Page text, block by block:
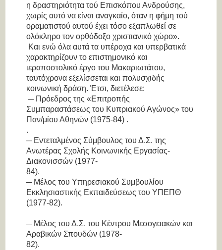
η δραστηριότητα τού Επισκόπου Ανδρούσης,
χωρίς αυτό να είναι αναγκαίο, όταν η φήμη τού
οραματιστού αυτού έχει τόσο εξαπλωθεί σε
ολόκληρο τον ορθόδοξο χριστιανικό χώρο».
Και ενώ όλα αυτά τα υπέροχα και υπερβατικά
χαρακτηρίζουν το επιστημονικό και
ιεραποστολικό έργο του Μακαριωτάτου,
ταυτόχρονα εξελίσσεται και πολυσχιδής
κοινωνική δράση. Έτσι, διετέλεσε:
─ Πρόεδρος της «Επιτροπής
Συμπαραστάσεως του Κυπριακού Αγώνος» του
Παν/μίου Αθηνών (1975-84) .
.
─ Εντεταλμένος Σύμβουλος του Δ.Σ. της
Ανωτέρας Σχολής Κοινωνικής Εργασίας-
Διακονισσών (1977-
84).
─ Μέλος του Υπηρεσιακού Συμβουλίου
Εκκλησιαστικής Εκπαιδεύσεως του ΥΠΕΠΘ
(1977-82).
─ Μέλος του Δ.Σ. του Κέντρου Μεσογειακών και
Αραβικών Σπουδών (1978-